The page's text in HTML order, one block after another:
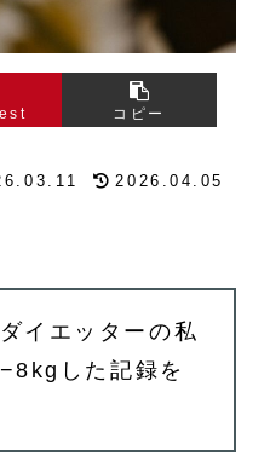
コピー
2026.04.05
イエッターの私
した記録を